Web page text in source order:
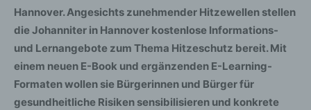
Hannover. Angesichts zunehmender Hitzewellen stellen
die Johanniter in Hannover kostenlose Informations-
und Lernangebote zum Thema Hitzeschutz bereit. Mit
einem neuen E-Book und ergänzenden E-Learning-
Formaten wollen sie Bürgerinnen und Bürger für
gesundheitliche Risiken sensibilisieren und konkrete